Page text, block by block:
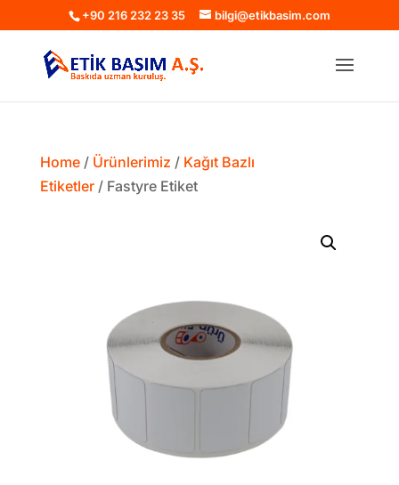
+90 216 232 23 35 bilgi@etikbasim.com
Home/ Ürünlerimiz / Kağıt Bazlı
Etiketler/ Fastyre Etiket